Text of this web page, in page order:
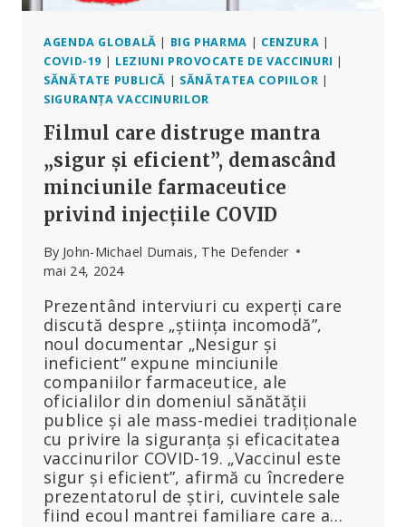
AGENDA GLOBALĂ | BIG PHARMA | CENZURA |
COVID-19 | LEZIUNI PROVOCATE DE VACCINURI |
SĂNĂTATE PUBLICĂ | SĂNĂTATEA COPIILOR |
SIGURANȚA VACCINURILOR
Filmul care distruge mantra
„sigur și eficient”, demascând
minciunile farmaceutice
privind injecțiile COVID
By John-Michael Dumais, The Defender
mai 24, 2024
Prezentând interviuri cu experți care
discută despre „știința incomodă”,
noul documentar „Nesigur și
ineficient” expune minciunile
companiilor farmaceutice, ale
oficialilor din domeniul sănătății
publice și ale mass-mediei tradiționale
cu privire la siguranța și eficacitatea
vaccinurilor COVID-19. „Vaccinul este
sigur și eficient”, afirmă cu încredere
prezentatorul de știri, cuvintele sale
fiind ecoul mantrei familiare care a…